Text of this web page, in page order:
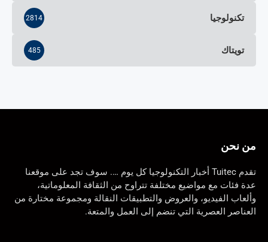
تكنولوجيا 2814
تويتاك 485
من نحن
تقدم Tuitec أخبار التكنولوجيا كل يوم …. سوف تجد على موقعنا
عدة فئات مع مواضيع مختلفة تتراوح من الثقافة المعلوماتية،
وألعاب الفيديو، والعروض والتطبيقات النقالة ومجموعة مختارة من
العناصر العصرية التي تنضم إلى العمل والمتعة.